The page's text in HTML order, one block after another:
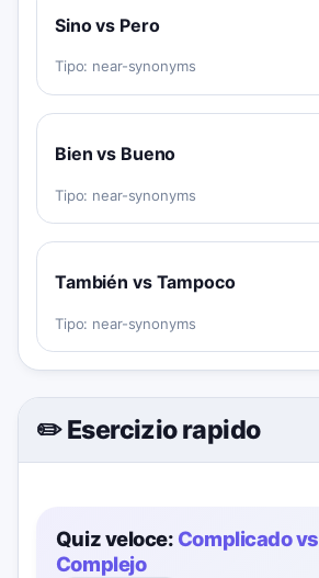
Sino vs Pero
Tipo: near-synonyms
Bien vs Bueno
Tipo: near-synonyms
También vs Tampoco
Tipo: near-synonyms
✏️ Esercizio rapido
Quiz veloce: Complicado vs
Complejo